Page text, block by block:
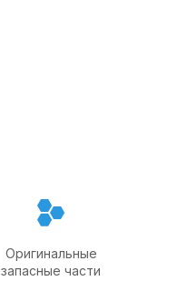
Оригинальные
запасные части